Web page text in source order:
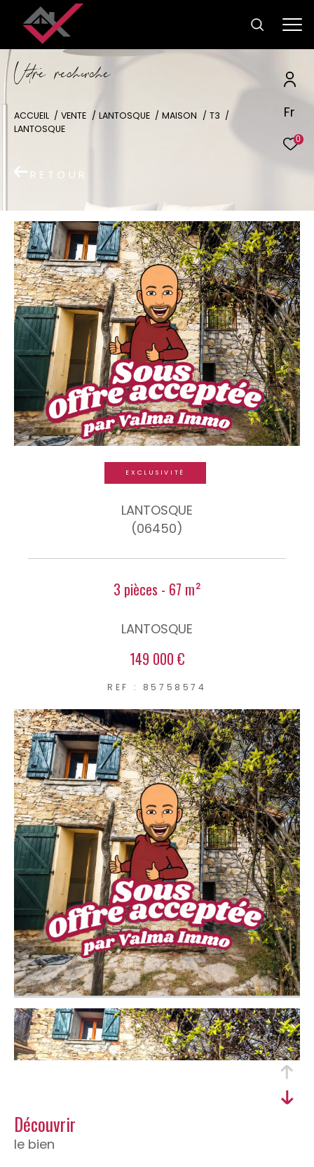
Fr
0
Vore recece
ACCUEIL VENTE LANTOSQUE MAISON
T3
LANTOSQUE
RETOUR
EXCLUSIVITÉ
LANTOSQUE
(06450)
3 pièces - 67 m²
LANTOSQUE
149 000 €
REF : 85758574
découvrir
le bien